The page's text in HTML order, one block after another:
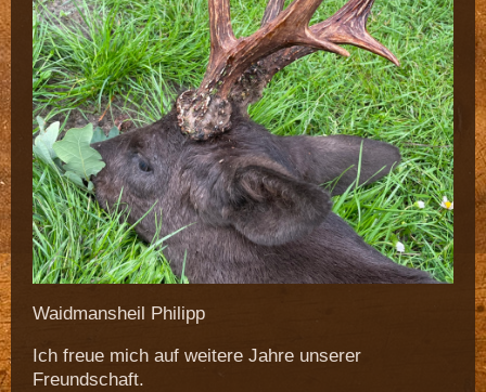
Waidmansheil Philipp
Ich freue mich auf weitere Jahre unserer
Freundschaft.